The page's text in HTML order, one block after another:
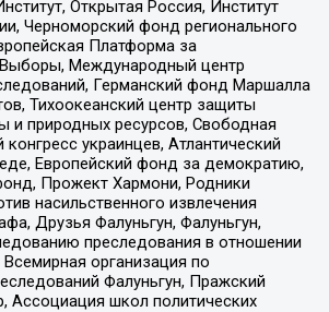
Открытая Россия, Институт
Черноморский фонд регионального
Платформа за
Международный центр
Германский фонд Маршалла
Тихоокеанский центр защиты
природных ресурсов, Свободная
украинцев, Атлантический
Европейский фонд за демократию,
Прожект Хармони, Родники
насильственного извлечения
Друзья Фалуньгун, Фалуньгун,
преследования в отношении
организация по
Фалуньгун, Пражский
Ассоциация школ политических